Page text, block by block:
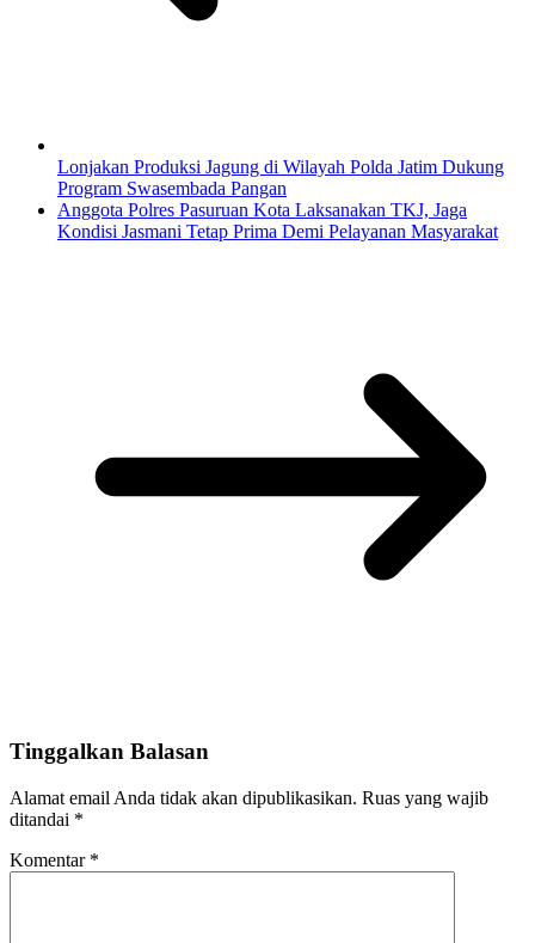
Lonjakan Produksi Jagung di Wilayah Polda Jatim Dukung
Program Swasembada Pangan
Anggota Polres Pasuruan Kota Laksanakan TKJ, Jaga
Kondisi Jasmani Tetap Prima Demi Pelayanan Masyarakat
Tinggalkan Balasan
Alamat email Anda tidak akan dipublikasikan. Ruas yang wajib
ditandai *
Komentar *